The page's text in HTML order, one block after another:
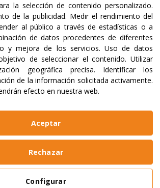
de identidad
realizada porBikuma
la selección de contenido personalizado.
de la publicidad. Medir el rendimiento del
al público a través de estadísticas o a
de datos procedentes de diferentes
y mejora de los servicios. Uso de datos
de seleccionar el contenido. Utilizar
geográfica precisa. Identificar los
de la información solicitada activamente.
efecto en nuestra web.
Configurar
Rechazar
Aceptar
Aviso Legal